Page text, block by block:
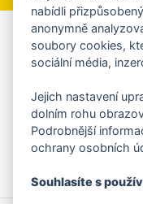
Chcete dostávat do
ankety,
Více
nabídli
anonymně
soubory cookies,
sociální média,
Jejich nastavení
dolním rohu
Podrobnější
ochrany osobních
Souhlasíte s